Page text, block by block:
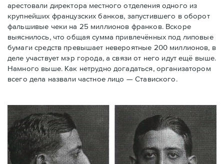
арестовали директора местного отделения одного из
крупнейших французских банков, запустившего в оборот
фальшивые чеки на 25 миллионов франков. Вскоре
выяснилось, что общая сумма привлечённых под липовые
бумаги средств превышает невероятные 200 миллионов, в
деле участвует мэр города, a связи от него идут ещё выше.
Намного выше. Как нетрудно догадаться, организатором
всего дела назвали частное лицо — Ставиского.